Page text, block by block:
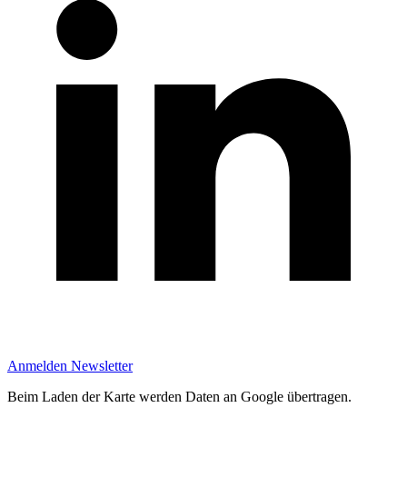
Anmelden Newsletter
Beim Laden der Karte werden Daten an Google übertragen.